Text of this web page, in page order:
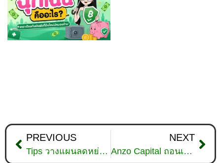
PREVIOUS
Tips วางแผนลดหย่อนภาษีออนไลน์ รับสิทธิประโยชน์ x2
NEXT
Anzo Capital ถอนเงินไม่ได้ ? รีวิวจากผู้ใช้จริงฉบับอัปเดตปี 2024